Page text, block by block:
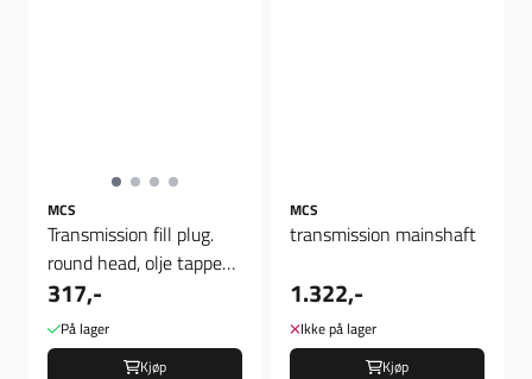
MCS
Transmission fill plug.
round head, olje tappe
plugg
317,-
På lager
Kjøp
MCS
transmission mainshaft
1.322,-
Ikke på lager
Kjøp